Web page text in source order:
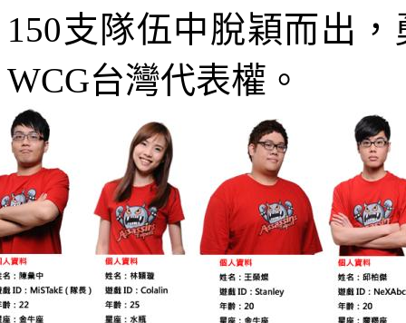
150支隊伍中脫穎而出，
WCG台灣代表權。